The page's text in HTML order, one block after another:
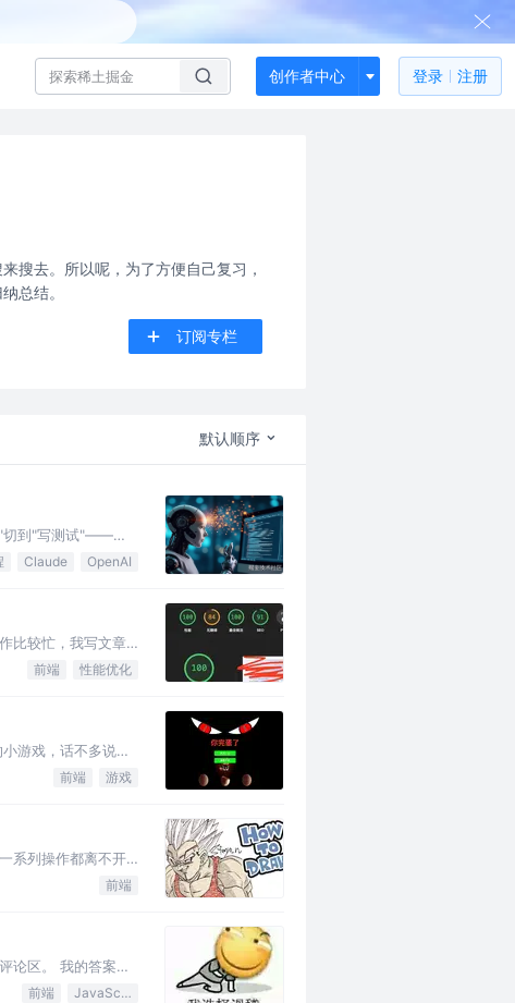
创作者中心 登录 注册
搜去。所以呢，为了方便自己复习，
总结。
订阅专栏
默认顺序
"切到"写测试"——前
Claude OpenAI
比较忙，我写文章
前端 性能优化
游戏，话不多说，
前端 游戏
系列操作都离不开
前端
论区。 我的答案是
前端 JavaScript